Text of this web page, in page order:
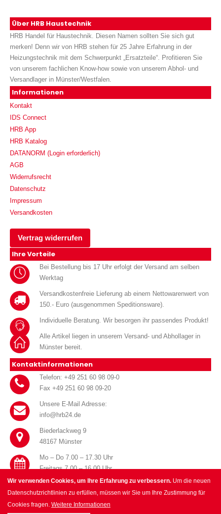
Wir verwenden Cookies, um Ihre Erfahrung zu verbessern. Um die neuen
Datenschutzrichtlinien zu erfüllen, müssen wir Sie um Ihre Zustimmung für
Cookies fragen. Weitere Informationen
Über HRB Haustechnik
HRB Handel für Haustechnik. Diesen Namen sollten Sie sich gut
merken! Denn wir von HRB stehen für 25 Jahre Erfahrung in der
Heizungstechnik mit dem Schwerpunkt „Ersatzteile“. Profitieren Sie
von unserem fachlichen Know-how sowie von unserem Abhol- und
Versandlager in Münster/Westfalen.
Informationen
Kontakt
IDS Connect
HRB App
HRB Katalog
DATANORM (Login erforderlich)
AGB
Widerrufsrecht
Datenschutz
Impressum
Versandkosten
Vertrag widerrufen
Ihre Vorteile
Bei Bestellung bis 17 Uhr erfolgt der Versand am selben
Werktag
Versandkostenfreie Lieferung ab einem Nettowarenwert von
150.- Euro (ausgenommen Speditionsware).
Individuelle Beratung. Wir besorgen ihr passendes Produkt!
Alle Artikel liegen in unserem Versand- und Abhollager in
Münster bereit.
Kontaktinformationen
Telefon: +49 251 60 98 09-0
Fax +49 251 60 98 09-20
Unsere E-Mail Adresse:
info@hrb24.de
Biederlackweg 9
48167 Münster
Mo – Do 7.00 – 17.30 Uhr
Freitags 7.00 – 16.00 Uhr